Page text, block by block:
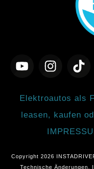
Elektroautos als
leasen, kaufen
Copyright 2026
Technische Änderungen,